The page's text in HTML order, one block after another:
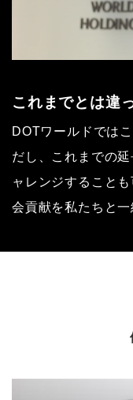
これまでとは違
DOTワールドでは
だし、これまでの
ャレンジすること
会貢献を私たちと